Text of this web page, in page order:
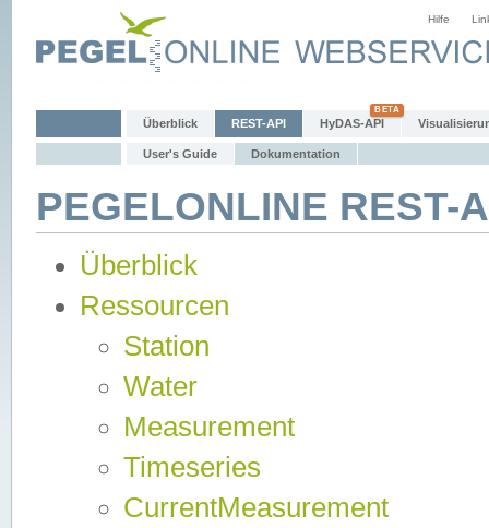
Hilfe
Überblick REST-API HyDAS-API
User's Guide Dokumentation
PEGELONLINE
Überblick
Ressourcen
Station
Water
Measurement
Timeseries
CurrentMeasurement